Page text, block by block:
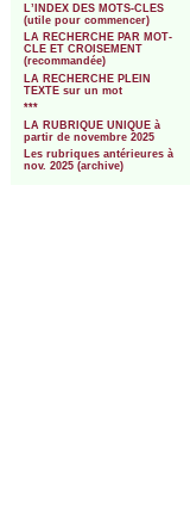
L’INDEX DES MOTS-CLES
(utile pour commencer)
LA RECHERCHE PAR MOT-
CLE ET CROISEMENT
(recommandée)
LA RECHERCHE PLEIN
TEXTE sur un mot
***
LA RUBRIQUE UNIQUE à
partir de novembre 2025
Les rubriques antérieures à
nov. 2025 (archive)